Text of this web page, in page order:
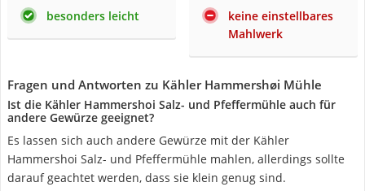
besonders leicht
keine einstellbares
Mahlwerk
Fragen und Antworten zu Kähler Hammershøi Mühle
Ist die Kähler Hammershoi Salz- und Pfeffermühle auch für
andere Gewürze geeignet?
Es lassen sich auch andere Gewürze mit der Kähler
Hammershoi Salz- und Pfeffermühle mahlen, allerdings sollte
darauf geachtet werden, dass sie klein genug sind.